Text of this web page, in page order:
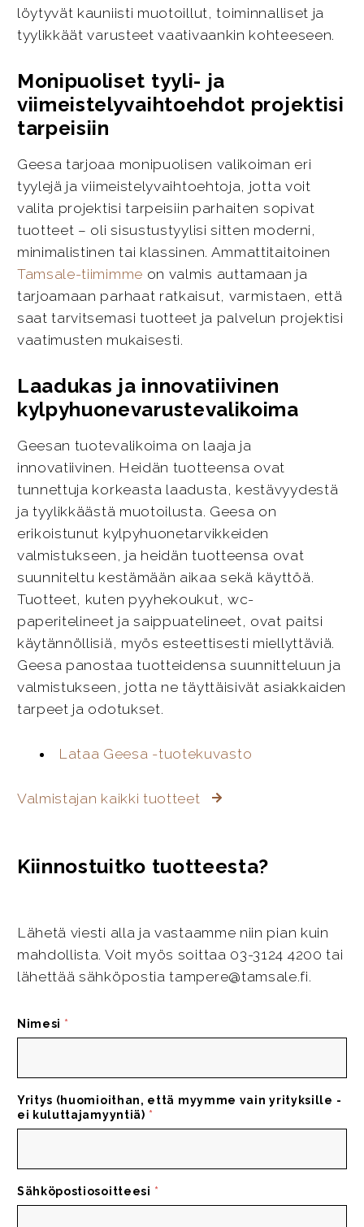
löytyvät kauniisti muotoillut, toiminnalliset ja
tyylikkäät varusteet vaativaankin kohteeseen.
Monipuoliset tyyli- ja
viimeistelyvaihtoehdot projektisi
tarpeisiin
Geesa tarjoaa monipuolisen valikoiman eri
tyylejä ja viimeistelyvaihtoehtoja, jotta voit
valita projektisi tarpeisiin parhaiten sopivat
tuotteet – oli sisustustyylisi sitten moderni,
minimalistinen tai klassinen. Ammattitaitoinen
Tamsale-tiimimme on valmis auttamaan ja
tarjoamaan parhaat ratkaisut, varmistaen, että
saat tarvitsemasi tuotteet ja palvelun projektisi
vaatimusten mukaisesti.
Laadukas ja innovatiivinen
kylpyhuonevarustevalikoima
Geesan tuotevalikoima on laaja ja
innovatiivinen. Heidän tuotteensa ovat
tunnettuja korkeasta laadusta, kestävyydestä
ja tyylikkäästä muotoilusta. Geesa on
erikoistunut kylpyhuonetarvikkeiden
valmistukseen, ja heidän tuotteensa ovat
suunniteltu kestämään aikaa sekä käyttöä.
Tuotteet, kuten pyyhekoukut, wc-
paperitelineet ja saippuatelineet, ovat paitsi
käytännöllisiä, myös esteettisesti miellyttäviä.
Geesa panostaa tuotteidensa suunnitteluun ja
valmistukseen, jotta ne täyttäisivät asiakkaiden
tarpeet ja odotukset.
Lataa Geesa -tuotekuvasto
Valmistajan kaikki tuotteet
Kiinnostuitko tuotteesta?
Lähetä viesti alla ja vastaamme niin pian kuin
mahdollista. Voit myös soittaa 03-3124 4200 tai
lähettää sähköpostia tampere@tamsale.fi.
Nimesi *
Yritys (huomioithan, että myymme vain yrityksille -
ei kuluttajamyyntiä) *
Sähköpostiosoitteesi *